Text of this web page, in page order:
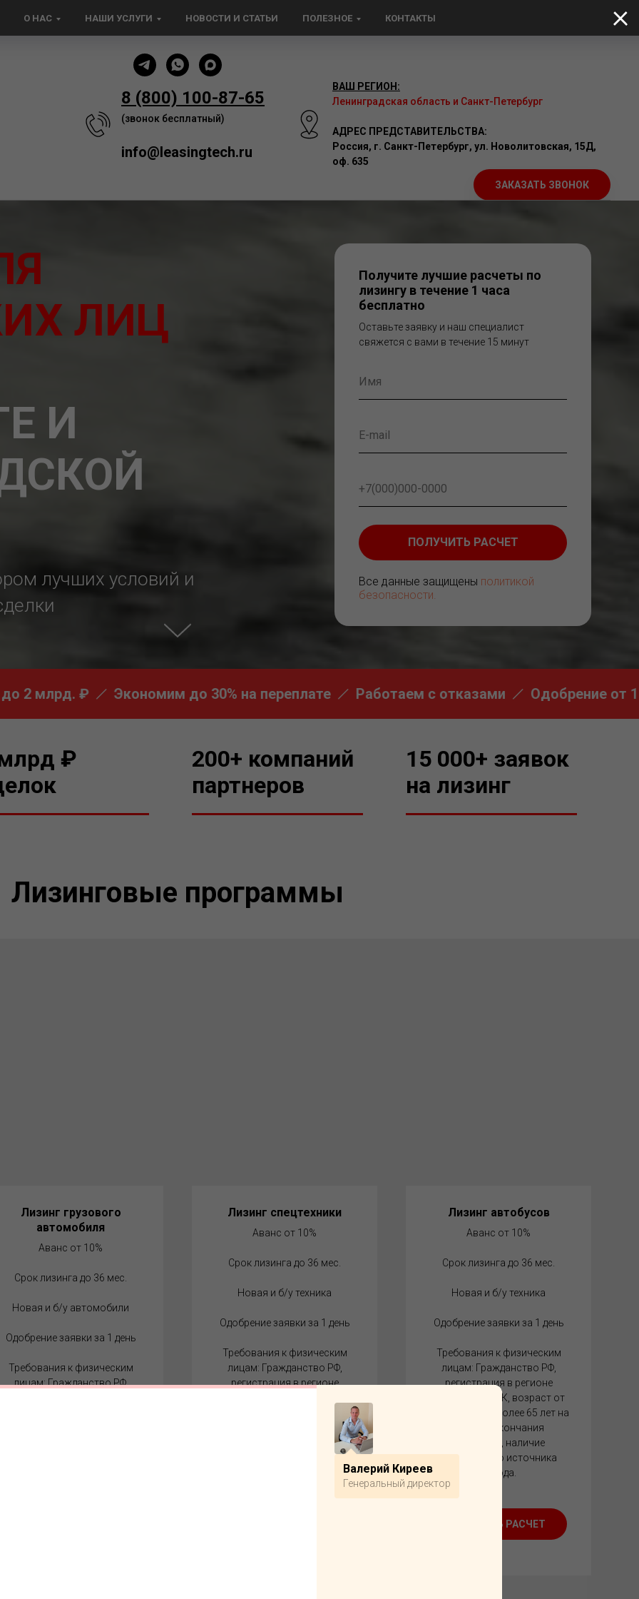
О НАС НАШИ УСЛУГИ НОВОСТИ И СТАТЬИ ПОЛЕЗНОЕ КОНТАКТЫ
8 (800) 100-87-65
(звонок бесплатный)
info@leasingtech.ru
ВАШ РЕГИОН:
Ленинградская область и Санкт-Петербург
АДРЕС ПРЕДСТАВИТЕЛЬСТВА:
Россия, г. Санкт-Петербург, ул. Новолитовская, 15Д,
оф. 635
ЗАКАЗАТЬ ЗВОНОК
ЛИЦ
И
лучших условий и
Получите лучшие расчеты по
лизингу в течение 1 часа
бесплатно
Оставьте заявку и наш специалист
свяжется с вами в течение 15 минут
ПОЛУЧИТЬ РАСЧЕТ
Все данные защищены политикой
безопасности.
₽ Экономим до 30% на переплате Работаем с отказами Одобрение от 1 дня
₽
200+ компаний
партнеров
15 000+ заявок
на лизинг
Лизинговые программы
Лизинг грузового
автомобиля
Аванс от 10%
Срок лизинга до 36 мес.
Новая и б/у автомобили
Одобрение заявки за 1 день
Требования к физическим
лицам: Гражданство РФ,
Лизинг спецтехники
Аванс от 10%
Срок лизинга до 36 мес.
Новая и б/у техника
Одобрение заявки за 1 день
Требования к физическим
лицам: Гражданство РФ,
регистрация в регионе
21 года (но не более 65 лет на
постоянного источника
Лизинг автобусов
Аванс от 10%
Срок лизинга до 36 мес.
Новая и б/у техника
Одобрение заявки за 1 день
Требования к физическим
лицам: Гражданство РФ,
регистрация в регионе
присутствия ЛК, возраст от
21 года (но не более 65 лет на
момент окончания
договора), наличие
постоянного источника
дохода.
ЗАКАЗАТЬ РАСЧЕТ
Валерий Киреев
Генеральный директор